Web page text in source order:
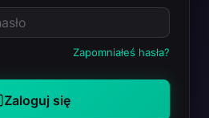
Zapomniałeś hasła?
Zaloguj się